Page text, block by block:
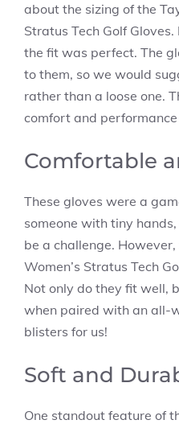
about the sizing of the
Stratus Tech Golf
the fit was perfect. The
to them, so we would
rather than a loose one.
comfort and
Comfortable
These gloves were a
someone with tiny
be a challenge.
Women’s Stratus Tech
Not only do they fit well,
when paired with an all-
blisters for us!
Soft and
One standout feature of